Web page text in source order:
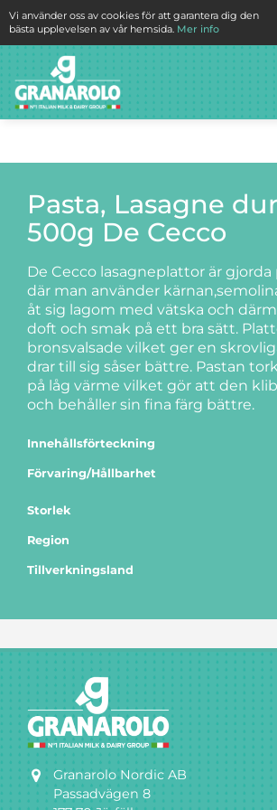
Vi använder oss av cookies för att garantera dig den
bästa upplevelsen av vår hemsida. Mer info
Pasta, Lasagne
500g De Cecco
De Cecco lasagneplattor är
där man använder
åt sig lagom med vätska och
doft och smak på ett bra sätt.
bronsvalsade vilket ger en
drar till sig såser bättre. Pastan
på låg värme vilket gör att den
och behåller sin fina färg bättre.
Innehållsförteckning
Förvaring/Hållbarhet
Storlek
Region
Tillverkningsland
Granarolo Nordic AB
Passadvägen 8